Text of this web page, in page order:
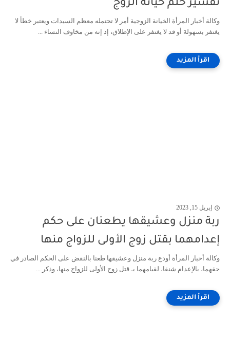
تفسير حلم خيانة الزوج
وكالة أخبار المرأة الخيانة الزوجية أمر لا تحتمله معظم السيدات ويعتبر خطأ لا
يغتفر بسهولة أو قد لا يغتفر على الإطلاق، إذ إنه من مخاوف النساء ...
إبريل 15, 2023
ربة منزل وعشيقها يطعنان على حكم
إعدامهما بقتل زوج الأولى للزواج منها
وكالة أخبار المرأة أودع ربة منزل وعشيقها طعنا بالنقض على الحكم الصادر في
حقهما، بالإعدام شنقا، لقيامهما بـ قتل زوج الأولى للزواج منها، وذكر ...